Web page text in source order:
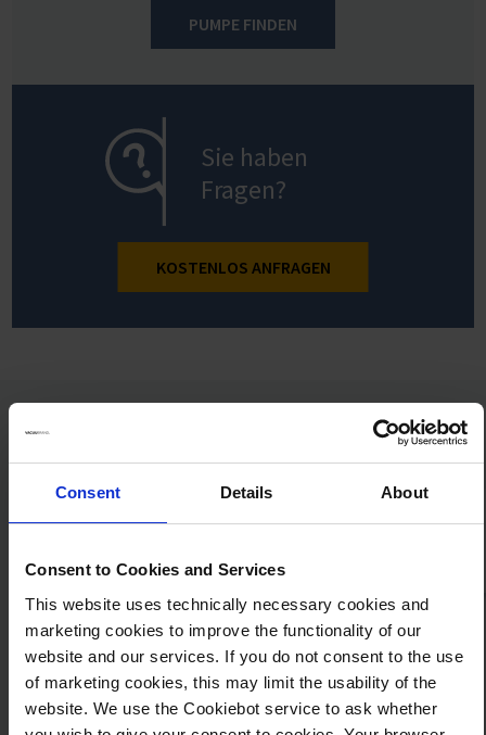
Consent Details About
Consent to Cookies and Services
This website uses technically necessary cookies and
marketing cookies to improve the functionality of our
website and our services. If you do not consent to the use
of marketing cookies, this may limit the usability of the
website. We use the Cookiebot service to ask whether
PUMPE FINDEN
Sie haben
Fragen?
KOSTENLOS ANFRAGEN